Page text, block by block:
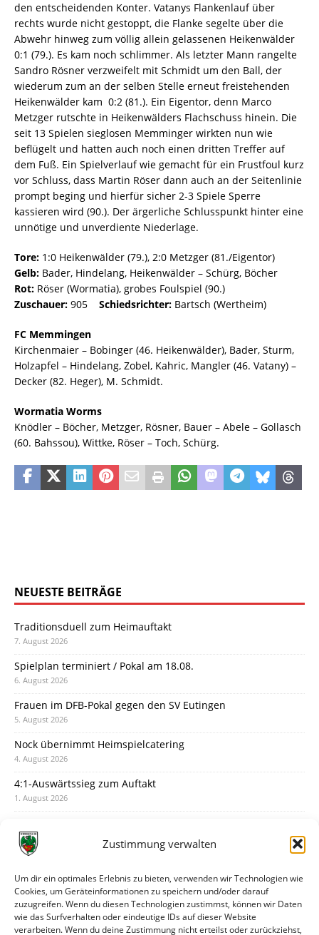
Zustimmung verwalten
Um dir ein optimales Erlebnis zu bieten, verwenden wir Technologien wie
Cookies, um Geräteinformationen zu speichern und/oder darauf
zuzugreifen. Wenn du diesen Technologien zustimmst, können wir Daten
wie das Surfverhalten oder eindeutige IDs auf dieser Website
verarbeiten. Wenn du deine Zustimmung nicht erteilst oder zurückziehst,
den entscheidenden Konter. Vatanys Flankenlauf über
rechts wurde nicht gestoppt, die Flanke segelte über die
Abwehr hinweg zum völlig allein gelassenen Heikenwälder 
0:1 (79.). Es kam noch schlimmer. Als letzter Mann rangelte
Sandro Rösner verzweifelt mit Schmidt um den Ball, der
wiederum zum an der selben Stelle erneut freistehenden
Heikenwälder kam  0:2 (81.). Ein Eigentor, denn Marco
Metzger rutschte in Heikenwälders Flachschuss hinein. Die
seit 13 Spielen sieglosen Memminger wirkten nun wie
beflügelt und hatten auch noch einen dritten Treffer auf
dem Fuß. Ein Spielverlauf wie gemacht für ein Frustfoul kurz
vor Schluss, dass Martin Röser dann auch an der Seitenlinie
prompt beging und hierfür sicher 2-3 Spiele Sperre
kassieren wird (90.). Der ärgerliche Schlusspunkt hinter eine
unnötige und unverdiente Niederlage.
Tore: 1:0 Heikenwälder (79.), 2:0 Metzger (81./Eigentor)
Gelb: Bader, Hindelang, Heikenwälder – Schürg, Böcher
Rot: Röser (Wormatia), grobes Foulspiel (90.)
Zuschauer: 905 Schiedsrichter: Bartsch (Wertheim)
FC Memmingen
Kirchenmaier – Bobinger (46. Heikenwälder), Bader, Sturm,
Holzapfel – Hindelang, Zobel, Kahric, Mangler (46. Vatany) –
Decker (82. Heger), M. Schmidt.
Wormatia Worms
Knödler – Böcher, Metzger, Rösner, Bauer – Abele – Gollasch
(60. Bahssou), Wittke, Röser – Toch, Schürg.
NEUESTE BEITRÄGE
Traditionsduell zum Heimauftakt
7. August 2026
Spielplan terminiert / Pokal am 18.08.
6. August 2026
Frauen im DFB-Pokal gegen den SV Eutingen
5. August 2026
Nock übernimmt Heimspielcatering
4. August 2026
4:1-Auswärtssieg zum Auftakt
1. August 2026
31. Juli 2026
30. Juli 2026
Deine Spielminute: 89+1
28. Juli 2026